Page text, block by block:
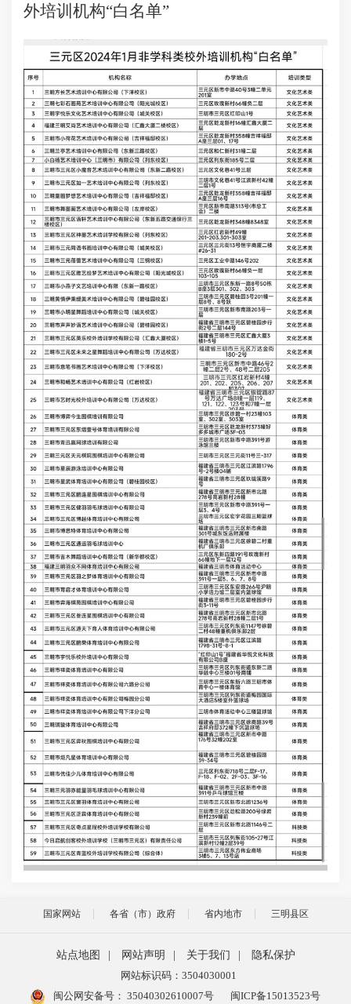
外培训机构“白名单”
国家网站 各省（市）政府 省内地市 三明县区
站点地图 网站声明 关于我们
隐私保护
网站标识码：3504030001
闽公网安备号： 35040302610007号 闽ICP备15013523号